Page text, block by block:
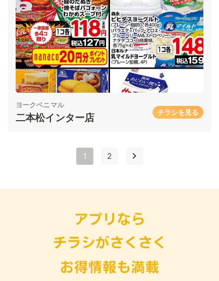
ヨークベニマル
二本松インター店 チラシを見る
1 2